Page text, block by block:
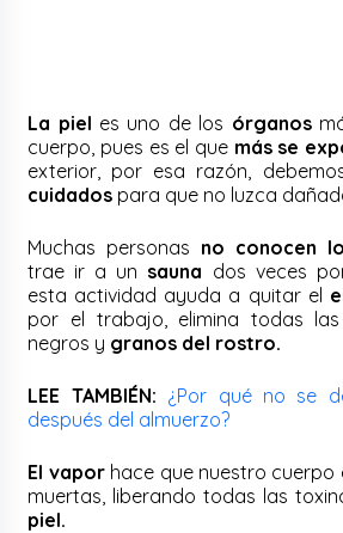
La piel es uno de los órganos
cuerpo, pues es el que más se
exterior, por esa razón,
cuidados para que no luzca
Muchas personas no conocen
trae ir a un sauna dos veces
esta actividad ayuda a quitar el
por el trabajo, elimina todas las
negros y granos del rostro.
LEE TAMBIÉN: ¿Por qué no se
después del almuerzo?
El vaporhace que nuestro cuerpo
muertas, liberando todas las
piel.